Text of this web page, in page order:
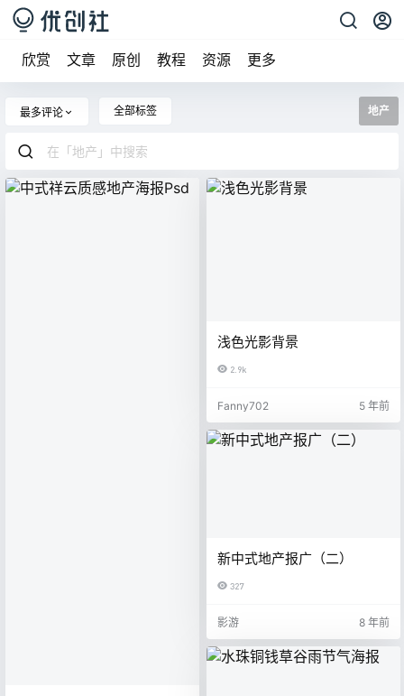
欣赏 文章 原创 教程 资源 更多
最多评论 全部标签 地产
浅色光影背景
2.9k
Fanny702 5 年前
新中式地产报广（二）
327
影游 8 年前